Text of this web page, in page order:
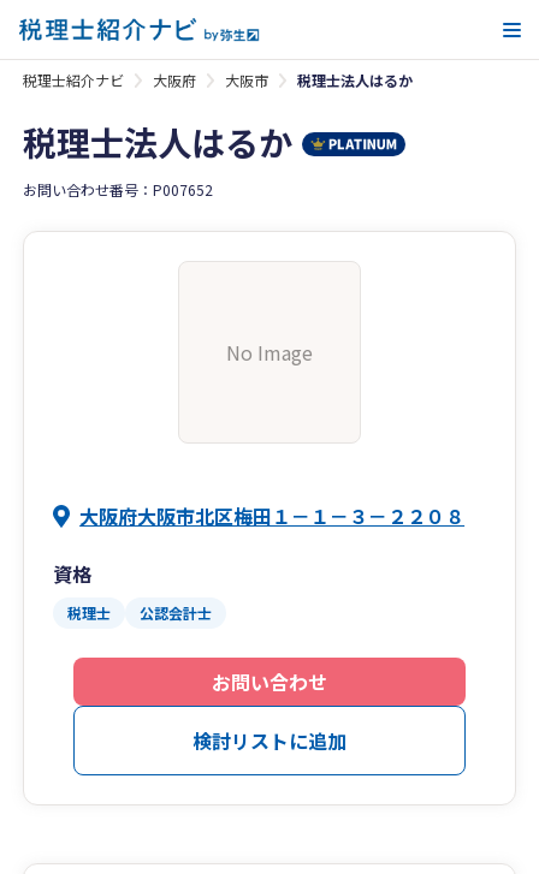
税理士紹介ナビ 大阪府 大阪市 税理士法人はるか
税理士法人はるか
お問い合わせ番号：P007652
No Image
大阪府大阪市北区梅田１－１－３－２２０８
資格
税理士 公認会計士
お問い合わせ
検討リストに追加